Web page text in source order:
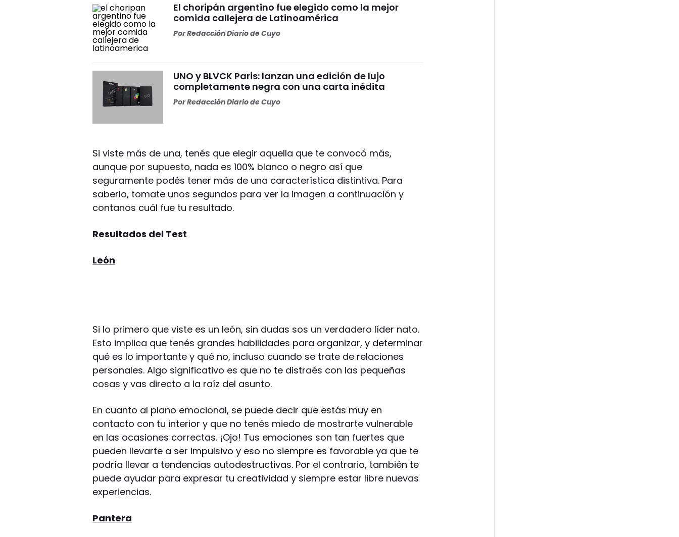
El choripán argentino fue elegido como la mejor
comida callejera de Latinoamérica
PorRedacción Diario de Cuyo
UNO y BLVCK Paris: lanzan una edición de lujo
completamente negra con una carta inédita
PorRedacción Diario de Cuyo
Si viste más de una, tenés que elegir aquella que te convocó más,
aunque por supuesto, nada es 100% blanco o negro así que
seguramente podés tener más de una característica distintiva. Para
saberlo, tomate unos segundos para ver la imagen a continuación y
contanos cuál fue tu resultado.
Resultados del Test
León
Si lo primero que viste es un león, sin dudas sos un verdadero líder nato.
Esto implica que tenés grandes habilidades para organizar, y determinar
qué es lo importante y qué no, incluso cuando se trate de relaciones
personales. Algo significativo es que no te distraés con las pequeñas
cosas y vas directo a la raíz del asunto.
En cuanto al plano emocional, se puede decir que estás muy en
contacto con tu interior y que no tenés miedo de mostrarte vulnerable
en las ocasiones correctas. ¡Ojo! Tus emociones son tan fuertes que
pueden llevarte a ser impulsivo y eso no siempre es favorable ya que te
podría llevar a tendencias autodestructivas. Por el contrario, también te
puede ayudar para expresar tu creatividad y siempre estar libre nuevas
experiencias.
Pantera